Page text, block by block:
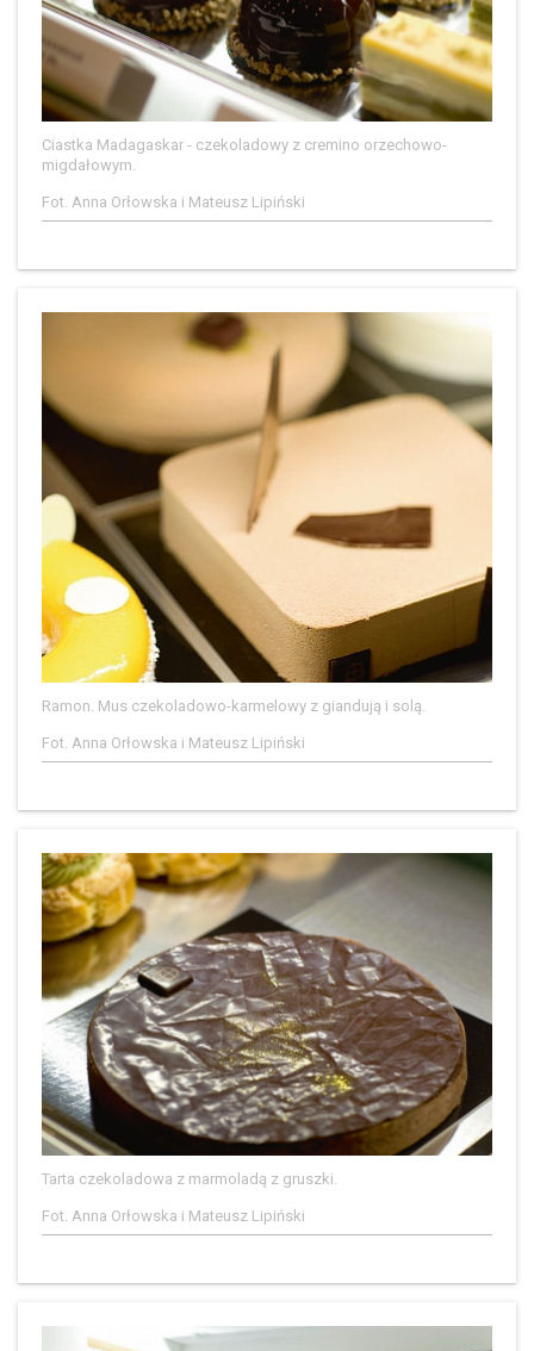
Ciastka Madagaskar - czekoladowy z cremino orzechowo-
migdałowym.
Fot. Anna Orłowska i Mateusz Lipiński
Ramon. Mus czekoladowo-karmelowy z giandują i solą.
Fot. Anna Orłowska i Mateusz Lipiński
Tarta czekoladowa z marmoladą z gruszki.
Fot. Anna Orłowska i Mateusz Lipiński